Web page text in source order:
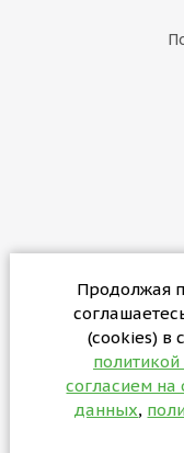
Продолжая
(cookies) в
согласием
данных,
2026 ©
Согласие на
Политика